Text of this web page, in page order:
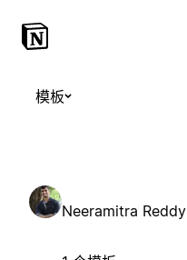
模板
Neeramitra Reddy